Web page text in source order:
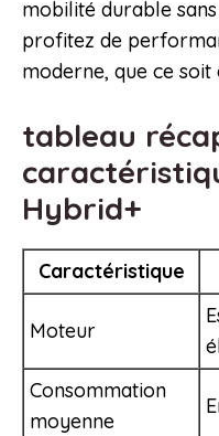
mobilité durable
profitez de
moderne, que ce
tableau
Hybrid+
Caractéristique
Moteur
Consommation
moyenne